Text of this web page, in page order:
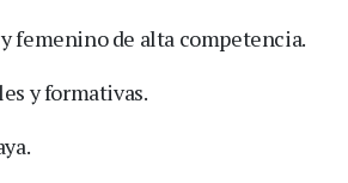
femenino de alta competencia.
y formativas.